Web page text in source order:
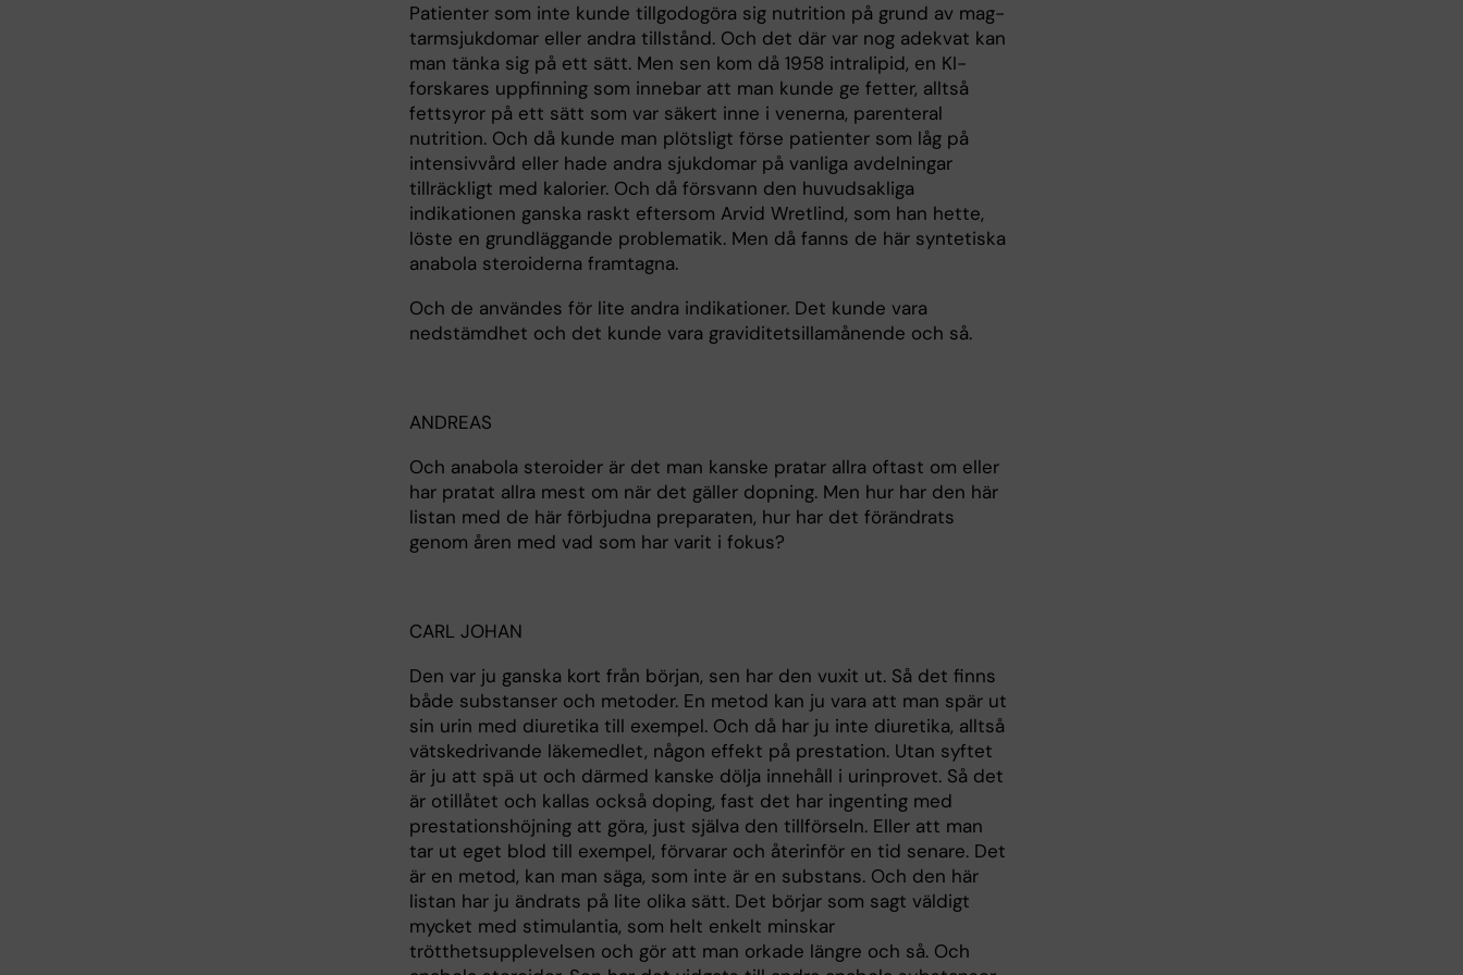
Patienter som inte kunde tillgodogöra sig nutrition på grund av mag-
tarmsjukdomar eller andra tillstånd. Och det där var nog adekvat kan
man tänka sig på ett sätt. Men sen kom då 1958 intralipid, en KI-
forskares uppfinning som innebar att man kunde ge fetter, alltså
fettsyror på ett sätt som var säkert inne i venerna, parenteral
nutrition. Och då kunde man plötsligt förse patienter som låg på
intensivvård eller hade andra sjukdomar på vanliga avdelningar
tillräckligt med kalorier. Och då försvann den huvudsakliga
indikationen ganska raskt eftersom Arvid Wretlind, som han hette,
löste en grundläggande problematik. Men då fanns de här syntetiska
anabola steroiderna framtagna.
Och de användes för lite andra indikationer. Det kunde vara
nedstämdhet och det kunde vara graviditetsillamånende och så.
ANDREAS
Och anabola steroider är det man kanske pratar allra oftast om eller
har pratat allra mest om när det gäller dopning. Men hur har den här
listan med de här förbjudna preparaten, hur har det förändrats
genom åren med vad som har varit i fokus?
CARL JOHAN
Den var ju ganska kort från början, sen har den vuxit ut. Så det finns
både substanser och metoder. En metod kan ju vara att man spär ut
sin urin med diuretika till exempel. Och då har ju inte diuretika, alltså
vätskedrivande läkemedlet, någon effekt på prestation. Utan syftet
är ju att spä ut och därmed kanske dölja innehåll i urinprovet. Så det
är otillåtet och kallas också doping, fast det har ingenting med
prestationshöjning att göra, just själva den tillförseln. Eller att man
tar ut eget blod till exempel, förvarar och återinför en tid senare. Det
är en metod, kan man säga, som inte är en substans. Och den här
listan har ju ändrats på lite olika sätt. Det börjar som sagt väldigt
mycket med stimulantia, som helt enkelt minskar
trötthetsupplevelsen och gör att man orkade längre och så. Och